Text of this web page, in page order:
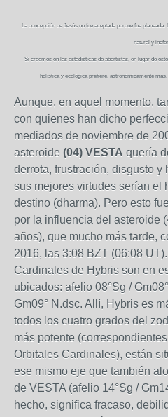
La concepción de Jesús no fue aceptada porque fue
natural y
Si creemos en las estadísticas de abortistas, en lugar de
holística y ecológica prefiere, astronómicamente
Aunque, en aquel momento,
con quienes han dicho
mediados de noviembre de
asteroide (04) VESTA quería
derrota, frustración, disgusto
sus mejores virtudes serían el
destino (dharma). Pero esto
por la influencia del asteroide
años), que mucho más tarde,
2016, las 3:08 BZT (06:08
Cardinales de Hybris son en
ubicados: afelio 08°Sg /
Gm09° N.dsc. Allí, Hybris es
todos los cuatro grados del
más potente
Orbitales Cardinales), están
ese mismo eje que también
de VESTA (afelio 14°Sg /
hecho, significa fracaso,